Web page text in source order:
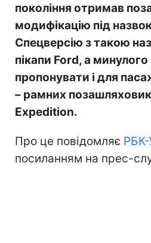
покоління отримав
модифікацію під
Спецверсію з такою
пікапи Ford, а минулого
пропонувати і для
– рамних
Expedition.
Про це повідомляє РБК-
посиланням на прес-